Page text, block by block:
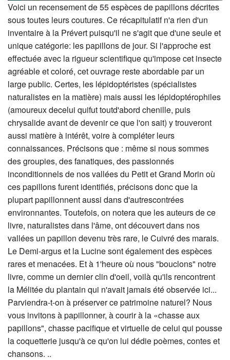
Voici un recensement de 55 espèces de papillons décrites
sous toutes leurs coutures. Ce récapitulatif n'a rien d'un
inventaire à la Prévert puisqu'il ne s'agit que d'une seule et
unique catégorie: les papillons de jour. Si l'approche est
effectuée avec la rigueur scientifique qu'impose cet insecte
agréable et coloré, cet ouvrage reste abordable par un
large public. Certes, les lépidoptéristes (spécialistes
naturalistes en la matière) mais aussi les lépidoptérophiles
(amoureux decelui quifut toutd'abord chenille, puis
chrysalide avant de devenir ce que l'on sait) y trouveront
aussi matière à intérêt, voire à compléter leurs
connaissances. Précisons que : même si nous sommes
des groupies, des fanatiques, des passionnés
inconditionnels de nos vallées du Petit et Grand Morin où
ces papillons furent identifiés, précisons donc que la
plupart papillonnent aussi dans d'autrescontrées
environnantes. Toutefois, on notera que les auteurs de ce
livre, naturalistes dans l'âme, ont découvert dans nos
vallées un papillon devenu très rare, le Cuivré des marais.
Le Demi-argus et la Lucine sont également des espèces
rares et menacées. Et à 1'heure où nous "bouclons" notre
livre, comme un dernier clin d'oeil, voilà qu'ils rencontrent
la Mélitée du plantain qui n'avait jamais été observée ici...
Parviendra-t-on à préserver ce patrimoine naturel? Nous
vous invitons à papillonner, à courir à la «chasse aux
papillons", chasse pacifique et virtuelle de celui qui pousse
la coquetterie jusqu'à ce qu'on lui dédie poèmes, contes et
chansons. ..